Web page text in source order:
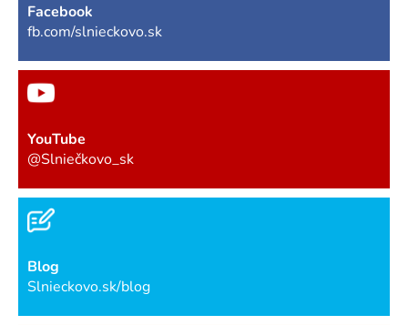
Facebook
fb.com/slnieckovo.sk
YouTube
@Slniečkovo_sk
Blog
Slnieckovo.sk/blog